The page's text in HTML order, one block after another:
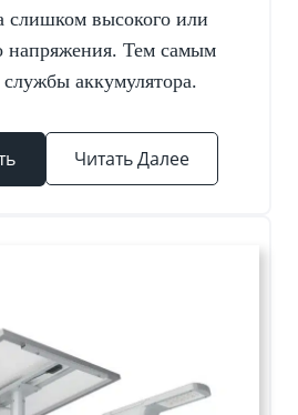
слишком высокого или
напряжения. Тем самым
службы аккумулятора.
Читать Далее